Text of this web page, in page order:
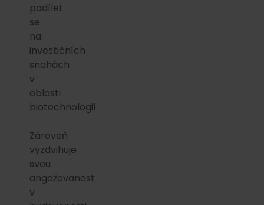
podílet
se
na
investičních
snahách
v
oblasti
biotechnologií.
Zároveň
vyzdvihuje
svou
angažovanost
v